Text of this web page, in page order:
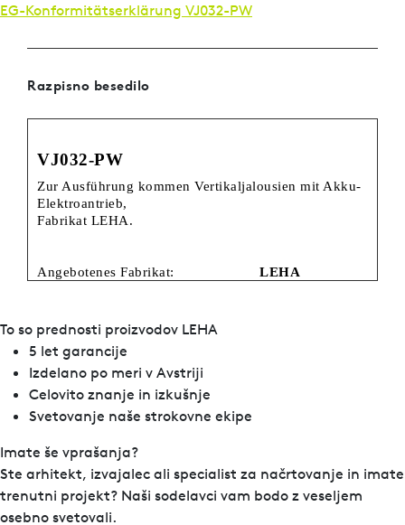
EG-Konformitätserklärung VJ032-PW
Razpisno besedilo
VJ032-PW
Zur Ausführung kommen Vertikaljalousien mit Akku-
Elektroantrieb,
Fabrikat LEHA.
Angebotenes Fabrikat: LEHA
Komplette Anlage, millimetergenaue Anfertigung in
Breite und Höhe für die Montage an die Decke mit
Befestigungsclips, Befestigungsträger für die
Wandmontage gegen Aufzahlung.
Für den Innenbereich als Licht-, Blend- und
Sichtschutz.
Nicht geeignet für den Außenbereich.
To so prednosti proizvodov LEHA
5 let garancije
Izdelano po meri v Avstriji
Celovito znanje in izkušnje
Svetovanje naše strokovne ekipe
Imate še vprašanja?
Ste arhitekt, izvajalec ali specialist za načrtovanje in imate
trenutni projekt? Naši sodelavci vam bodo z veseljem
osebno svetovali.